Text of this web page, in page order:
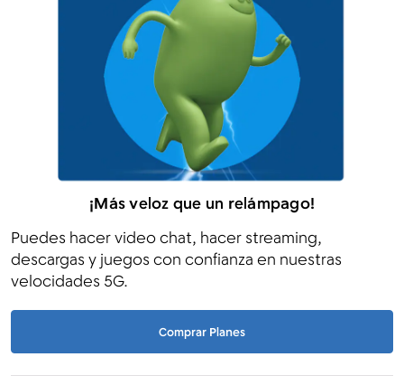
¡Más veloz que un relámpago!
Puedes hacer video chat, hacer streaming,
descargas y juegos con confianza en nuestras
velocidades 5G.
Comprar Planes